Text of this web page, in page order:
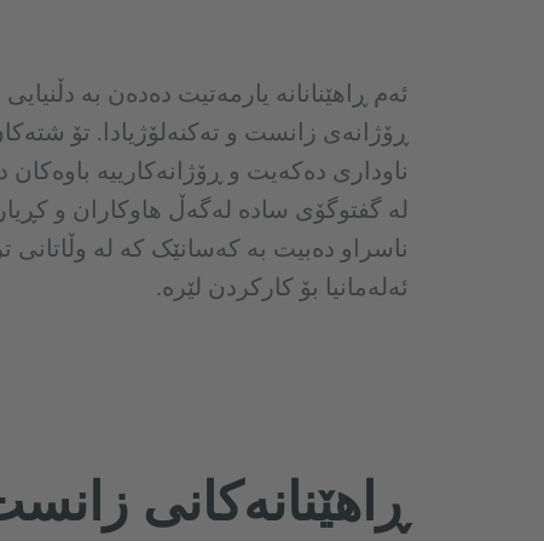
ئەم ڕاهێنانانە یارمەتیت دەدەن بە
ڕۆژانەی زانست و تەکنەلۆژیادا. تۆ
ناوداری دەکەیت و ڕۆژانەکارییە
لە گفتوگۆی سادە لەگەڵ هاوکاران و
ناسراو دەبیت بە کەسانێک کە لە وڵاتانی
ئەلەمانیا بۆ کارکردن لێرە.
ڕاهێنانەکانی